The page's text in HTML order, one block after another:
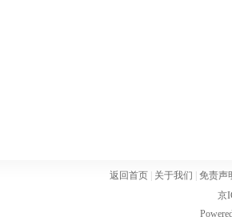
返回首页 关于我们 |免责声
京